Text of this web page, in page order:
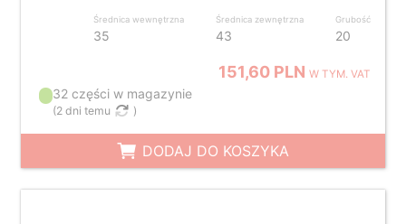
Średnica wewnętrzna
35
Średnica zewnętrzna
43
Grubość
20
151,60 PLNW TYM. VAT
32 części w magazynie
(2 dni temu )
DODAJ DO KOSZYKA